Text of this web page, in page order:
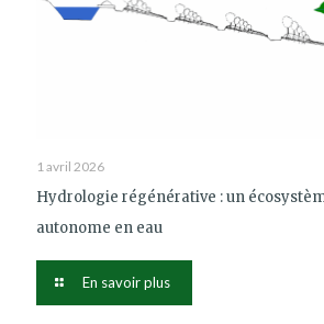
1 avril 2026
Hydrologie régénérative : un
autonome en eau
En savoir plus